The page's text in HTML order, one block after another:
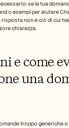
se la tua
o esempi per aiutare
risposta non è ciò di cui
chiarezza.
e come
una
troppo generiche